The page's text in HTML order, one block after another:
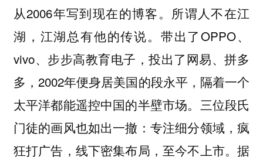
从2006年写到现在的博客。所谓人不在江
湖，江湖总有他的传说。带出了OPPO、
vivo、步步高教育电子，投出了网易、拼多
多，2002年便身居美国的段永平，隔着一个
太平洋都能遥控中国的半壁市场。三位段氏
门徒的画风也如出一撤：专注细分领域，疯
狂打广告，线下密集布局，至今不上市。据